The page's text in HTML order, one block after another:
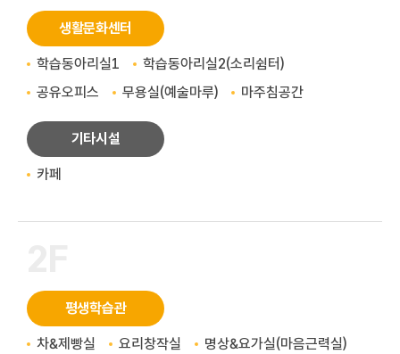
생활문화센터
학습동아리실1
학습동아리실2(소리쉼터)
공유오피스
무용실(예술마루) 마주침공간
기타시설
카페
평생학습관
차&제빵실 요리창작실
명상&요가실(마음근력실)